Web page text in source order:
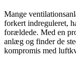
Mange
forkert indreguleret,
forældede. Med en
anlæg og finder de
kompromis med